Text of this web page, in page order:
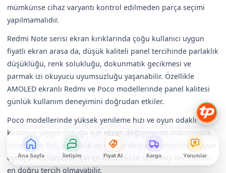
mümkünse cihaz varyantı kontrol edilmeden parça seçimi
yapılmamalıdır.
Redmi Note serisi ekran kırıklarında çoğu kullanıcı uygun
fiyatlı ekran arasa da, düşük kaliteli panel tercihinde parlaklık
düşüklüğü, renk solukluğu, dokunmatik gecikmesi ve
parmak izi okuyucu uyumsuzluğu yaşanabilir. Özellikle
AMOLED ekranlı Redmi ve Poco modellerinde panel kalitesi
günlük kullanım deneyimini doğrudan etkiler.
Poco modellerinde yüksek yenileme hızı ve oyun odaklı
kullanım yaygın olduğu için ekran değişiminde dokunmatik
örnekleme hızı, parlaklık ve ısınma davranışı önemlidir. Oyun
oynayan kullanıcılar için en ucuz ekran seçeneği her zaman
en doğru tercih olmayabilir.
Ana Sayfa İletişim Fiyat Al Kargo Yorumlar